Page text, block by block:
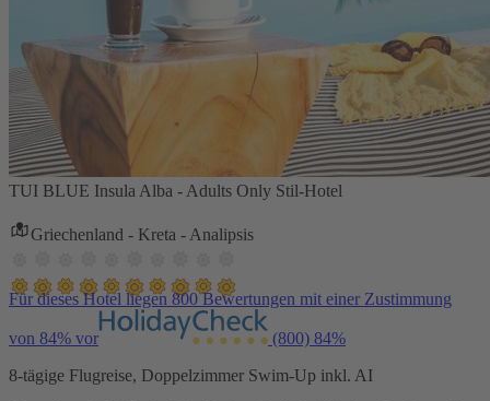
TUI BLUE Insula Alba - Adults Only Stil-Hotel
Griechenland - Kreta - Analipsis
Für dieses Hotel liegen 800 Bewertungen mit einer Zustimmung
von 84% vor (800) 84%
8-tägige Flugreise, Doppelzimmer Swim-Up inkl. AI